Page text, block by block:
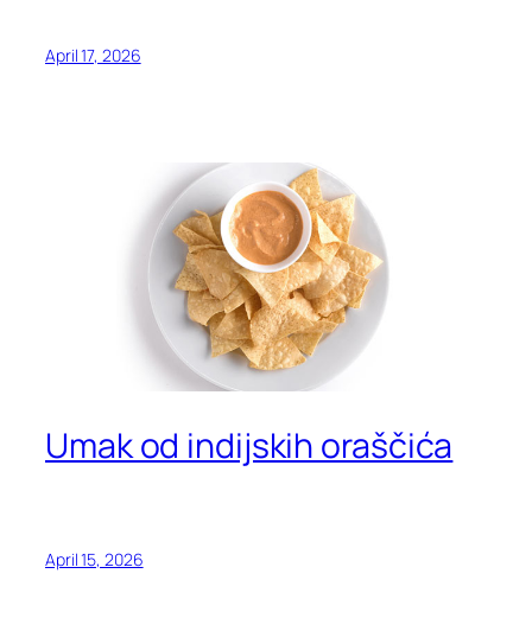
April 17, 2026
Umak od indijskih oraščića
April 15, 2026